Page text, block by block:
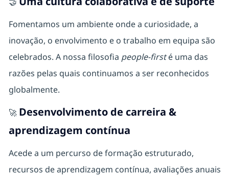
Fomentamos um ambiente onde a curiosidade, a
inovação, o envolvimento e o trabalho em equipa são
celebrados. A nossa filosofia people-firsté uma das
razões pelas quais continuamos a ser reconhecidos
globalmente.
🚀 Desenvolvimento de carreira &
aprendizagem contínua
Acede a um percurso de formação estruturado,
recursos de aprendizagem contínua, avaliações anuais